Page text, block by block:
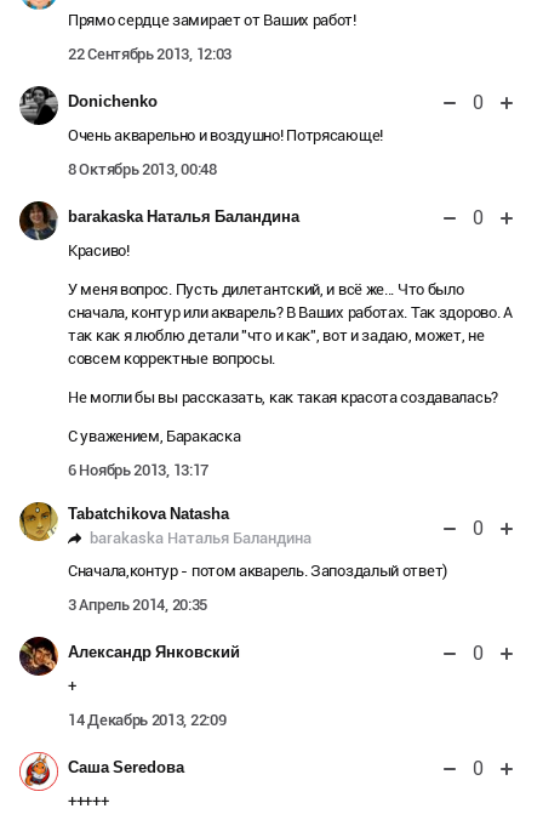
Прямо сердце замирает от Ваших работ!
22 Сентябрь 2013, 12:03
Donichenko 0
Очень акварельно и воздушно! Потрясающе!
8 Октябрь 2013, 00:48
barakaska Наталья Баландина 0
Красиво!
У меня вопрос. Пусть дилетантский, и всё же... Что было
сначала, контур или акварель? В Ваших работах. Так здорово. А
так как я люблю детали "что и как", вот и задаю, может, не
совсем корректные вопросы.
Не могли бы вы рассказать, как такая красота создавалась?
С уважением, Баракаска
6 Ноябрь 2013, 13:17
Tabatchikova Natasha
barakaska Наталья Баландина
0
Сначала,контур - потом акварель. Запоздалый ответ)
3 Апрель 2014, 20:35
Александр Янковский 0
+
14 Декабрь 2013, 22:09
Саша Seredова 0
+++++